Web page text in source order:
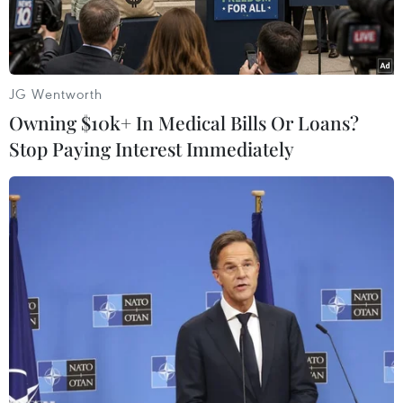
Ảnh minh họa. (Nguồn: THX/ TTXVN)
Cuộc tham vấn liên chính phủ Nga-Mỹ về Hiệp
ước tên lửa tầm trung và tầm ngắn (INF) đã
diễn ra tại thủ đô Moskva ngày 11/9.
Dẫn đầu đoàn Nga tham dự cuộc tham vấn là Vụ
JG Wentworth
Owning $10k+ In Medical Bills Or Loans?
Stop Paying Interest Immediately